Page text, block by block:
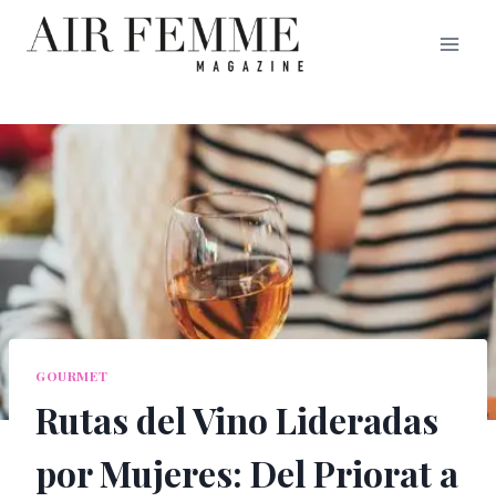
Saltar
GOURMET
Rutas del Vino Lideradas
por Mujeres: Del Priorat a